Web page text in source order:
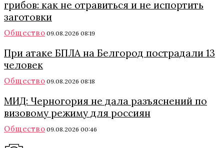
грибов: как не отравиться и не испортить
заготовки
Общество 09.08.2026 08:19
При атаке БПЛА на Белгород пострадали 13
человек
Общество 09.08.2026 08:18
МИД: Черногория не дала разъяснений по
визовому режиму для россиян
Общество 09.08.2026 00:46